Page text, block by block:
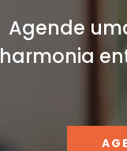
Agende
harmonia